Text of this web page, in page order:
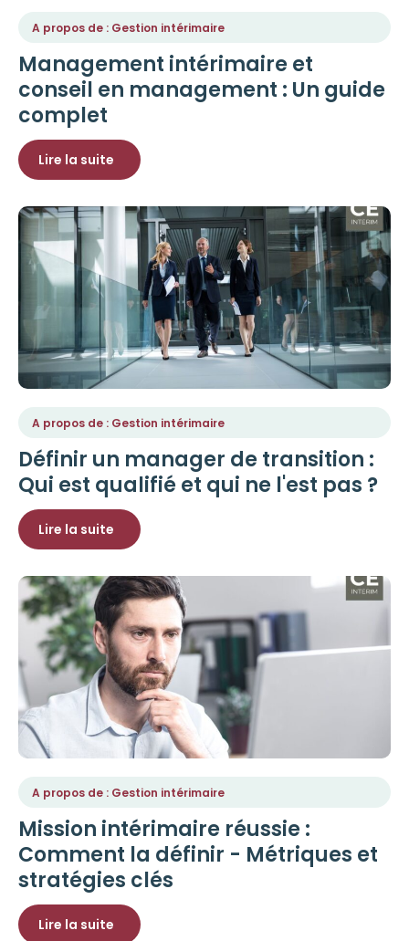
A propos de : Gestion intérimaire
Management intérimaire et
conseil en management : Un guide
complet
Lire la suite
A propos de : Gestion intérimaire
Définir un manager de transition :
Qui est qualifié et qui ne l'est pas ?
Lire la suite
A propos de : Gestion intérimaire
Mission intérimaire réussie :
Comment la définir - Métriques et
stratégies clés
Lire la suite